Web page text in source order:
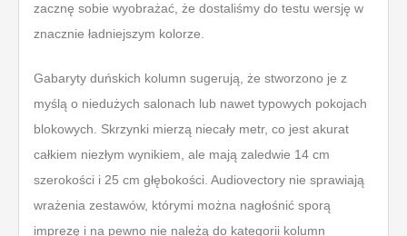
zacznę sobie wyobrażać, że dostaliśmy do testu wersję w
znacznie ładniejszym kolorze.
Gabaryty duńskich kolumn sugerują, że stworzono je z
myślą o niedużych salonach lub nawet typowych pokojach
blokowych. Skrzynki mierzą niecały metr, co jest akurat
całkiem niezłym wynikiem, ale mają zaledwie 14 cm
szerokości i 25 cm głębokości. Audiovectory nie sprawiają
wrażenia zestawów, którymi można nagłośnić sporą
imprezę i na pewno nie należą do kategorii kolumn